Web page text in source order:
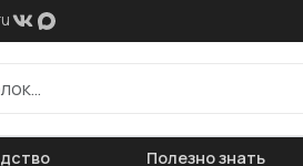
Полезно знать